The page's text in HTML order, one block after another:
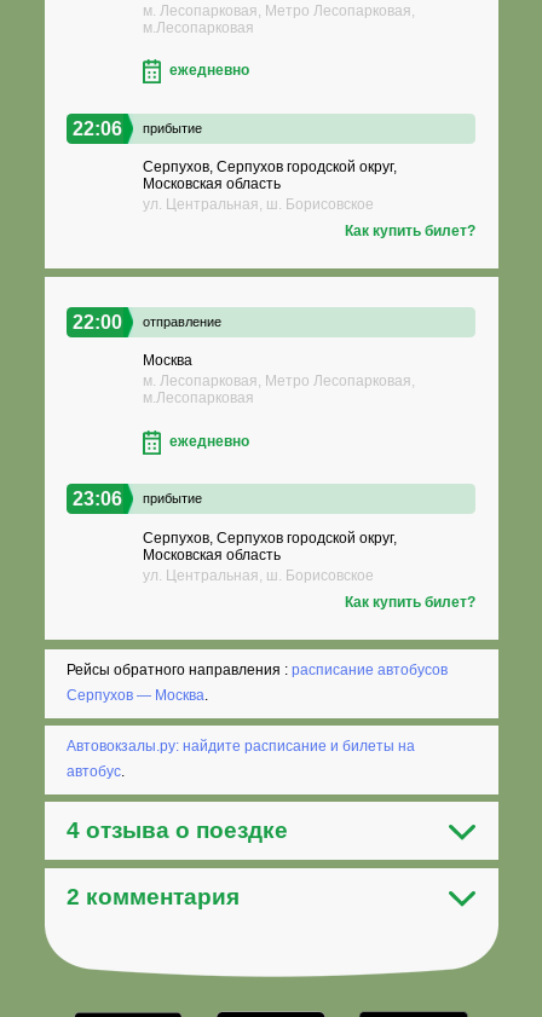
м. Лесопарковая, Метро Лесопарковая,
м.Лесопарковая
ежедневно
22:06 прибытие
Серпухов, Серпухов городской округ,
Московская область
ул. Центральная, ш. Борисовское
Как купить билет?
22:00 отправление
Москва
м. Лесопарковая, Метро Лесопарковая,
м.Лесопарковая
ежедневно
23:06 прибытие
Серпухов, Серпухов городской округ,
Московская область
ул. Центральная, ш. Борисовское
Как купить билет?
Рейсы обратного направления :расписание автобусов
Серпухов — Москва.
Автовокзалы.ру: найдите расписание и билеты на
автобус.
4 отзыва о поездке
2 комментария